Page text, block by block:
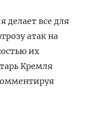
делает все для
атак на
их
Кремля